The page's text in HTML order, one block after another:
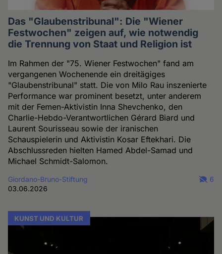
Das "Glaubenstribunal": Die "Wiener
Festwochen" zeigen auf, wie notwendig
die Trennung von Staat und Religion ist
Im Rahmen der "75. Wiener Festwochen" fand am
vergangenen Wochenende ein dreitägiges
"Glaubenstribunal" statt. Die von Milo Rau inszenierte
Performance war prominent besetzt, unter anderem
mit der Femen-Aktivistin Inna Shevchenko, den
Charlie-Hebdo-Verantwortlichen Gérard Biard und
Laurent Sourisseau sowie der iranischen
Schauspielerin und Aktivistin Kosar Eftekhari. Die
Abschlussreden hielten Hamed Abdel-Samad und
Michael Schmidt-Salomon.
Giordano-Bruno-Stiftung
03.06.2026
6
KUNST UND KULTUR